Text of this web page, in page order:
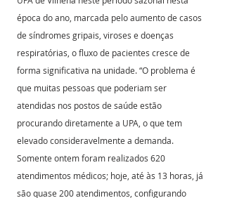
época do ano, marcada pelo aumento de casos
de síndromes gripais, viroses e doenças
respiratórias, o fluxo de pacientes cresce de
forma significativa na unidade. “O problema é
que muitas pessoas que poderiam ser
atendidas nos postos de saúde estão
procurando diretamente a UPA, o que tem
elevado consideravelmente a demanda.
Somente ontem foram realizados 620
atendimentos médicos; hoje, até às 13 horas, já
são quase 200 atendimentos, configurando